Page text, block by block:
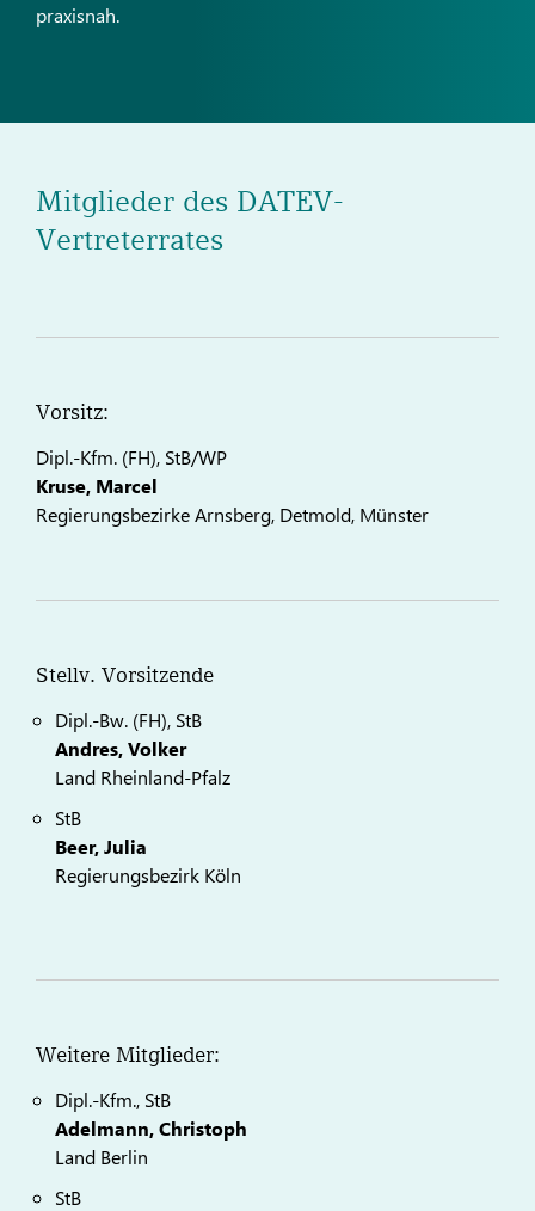
praxisnah.
Mitglieder des DATEV-
Vertreterrates
Vorsitz:
Dipl.-Kfm. (FH), StB/WP
Kruse, Marcel
Regierungsbezirke Arnsberg, Detmold, Münster
Stellv. Vorsitzende
Dipl.-Bw. (FH), StB
Andres, Volker
Land Rheinland-Pfalz
StB
Beer, Julia
Regierungsbezirk Köln
Weitere Mitglieder:
Dipl.-Kfm., StB
Adelmann, Christoph
Land Berlin
StB